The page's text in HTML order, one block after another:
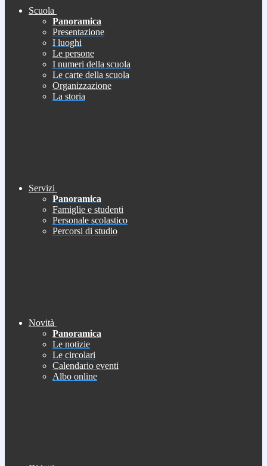
Scuola
Panoramica
Presentazione
I luoghi
Le persone
I numeri della scuola
Le carte della scuola
Organizzazione
La storia
Servizi
Panoramica
Famiglie e studenti
Personale scolastico
Percorsi di studio
Novità
Panoramica
Le notizie
Le circolari
Calendario eventi
Albo online